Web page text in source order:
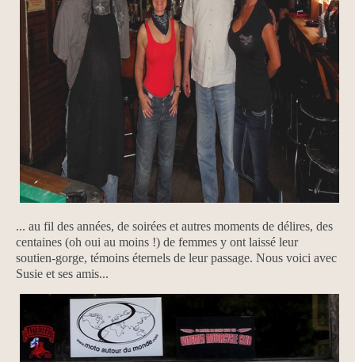
... au fil des années, de soirées et autres moments de délires, des
centaines (oh oui au moins !) de femmes y ont laissé leur
soutien-gorge, témoins éternels de leur passage. Nous voici avec
Susie et ses amis...